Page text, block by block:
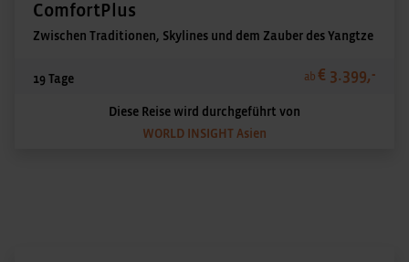
ComfortPlus
Zwischen Traditionen, Skylines und dem Zauber des Yangtze
19 Tage ab € 3.399,-
Diese Reise wird durchgeführt von
WORLD INSIGHT Asien